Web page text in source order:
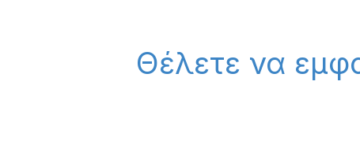
Θέλετε να